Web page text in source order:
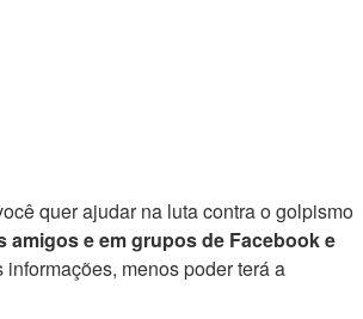
quer ajudar na luta contra o golpismo
amigos e em grupos de Facebook e
menos poder terá a